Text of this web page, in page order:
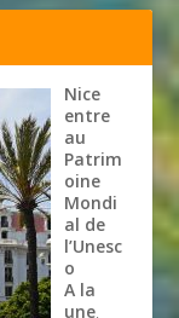
Nice
entre
au
Patrim
oine
Mondi
al de
l’Unesc
o
A la
une,